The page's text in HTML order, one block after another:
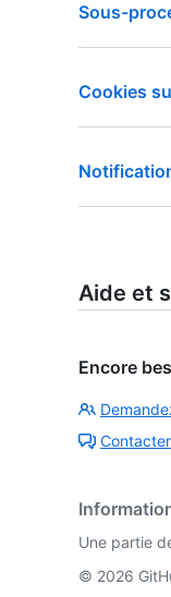
Sous-
Cookies
Aide et
Encore
Une partie
© 2026